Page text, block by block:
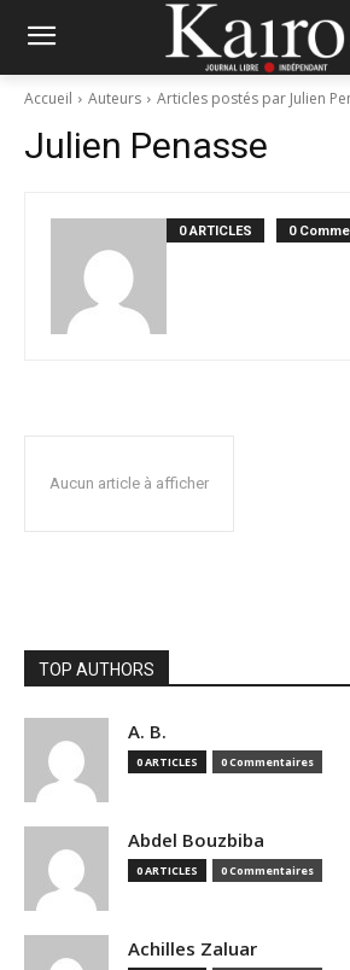
Accueil Auteurs Articles postés par Julien
Julien Penasse
0 ARTICLES 0
Aucun article à afficher
TOP AUTHORS
A. B.
0 ARTICLES 0 Commentaires
Abdel Bouzbiba
0 ARTICLES 0 Commentaires
Achilles Zaluar